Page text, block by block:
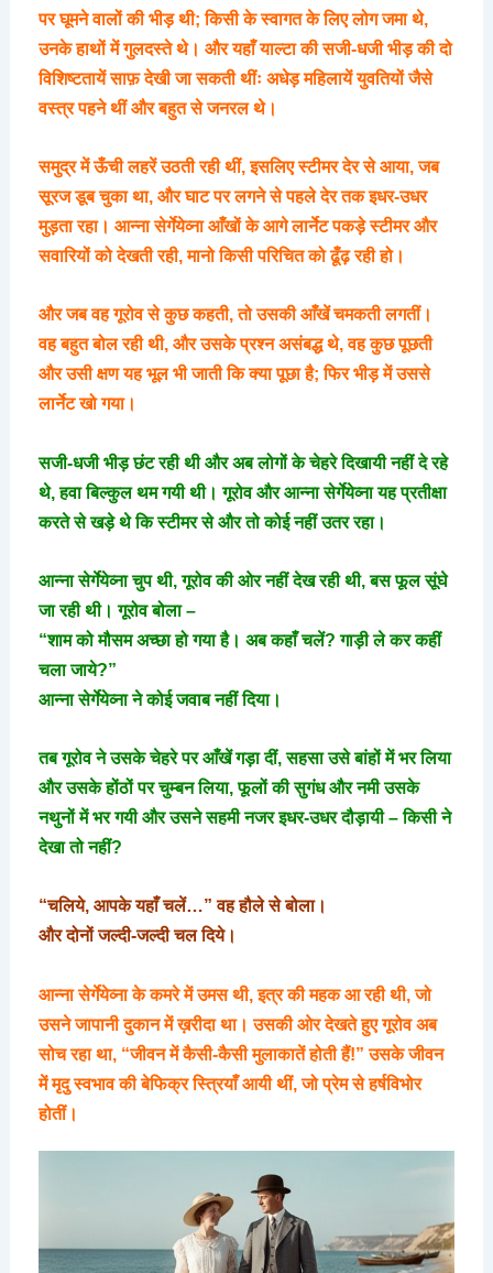
पर घूमने वालों की भीड़ थी; किसी के स्वागत के लिए लोग जमा थे,
उनके हाथों में गुलदस्ते थे। और यहाँ याल्टा की सजी-धजी भीड़ की दो
विशिष्टतायें साफ़ देखी जा सकती थींः अधेड़ महिलायें युवतियों जैसे
वस्त्र पहने थीं और बहुत से जनरल थे।
समुद्र में ऊँची लहरें उठती रही थीं, इसलिए स्टीमर देर से आया, जब
सूरज डूब चुका था, और घाट पर लगने से पहले देर तक इधर-उधर
मुड़ता रहा। आन्ना सेर्गेयेव्ना आँखों के आगे लार्नेट पकड़े स्टीमर और
सवारियों को देखती रही, मानो किसी परिचित को ढूँढ़ रही हो।
और जब वह गूरोव से कुछ कहती, तो उसकी आँखें चमकती लगतीं।
वह बहुत बोल रही थी, और उसके प्रश्न असंबद्ध थे, वह कुछ पूछती
और उसी क्षण यह भूल भी जाती कि क्या पूछा है; फिर भीड़ में उससे
लार्नेट खो गया।
सजी-धजी भीड़ छंट रही थी और अब लोगों के चेहरे दिखायी नहीं दे रहे
थे, हवा बिल्कुल थम गयी थी। गूरोव और आन्ना सेर्गेयेव्ना यह प्रतीक्षा
करते से खड़े थे कि स्टीमर से और तो कोई नहीं उतर रहा।
आन्ना सेर्गेयेव्ना चुप थी, गूरोव की ओर नहीं देख रही थी, बस फूल सूंघे
जा रही थी। गूरोव बोला –
“शाम को मौसम अच्छा हो गया है। अब कहाँ चलें? गाड़ी ले कर कहीं
चला जाये?”
आन्ना सेर्गेयेव्ना ने कोई जवाब नहीं दिया।
तब गूरोव ने उसके चेहरे पर आँखें गड़ा दीं, सहसा उसे बांहों में भर लिया
और उसके होंठों पर चुम्बन लिया, फूलों की सुगंध और नमी उसके
नथुनों में भर गयी और उसने सहमी नजर इधर-उधर दौड़ायी – किसी ने
देखा तो नहीं?
“चलिये, आपके यहाँ चलें…” वह हौले से बोला।
और दोनों जल्दी-जल्दी चल दिये।
आन्ना सेर्गेयेव्ना के कमरे में उमस थी, इत्र की महक आ रही थी, जो
उसने जापानी दुकान में ख़रीदा था। उसकी ओर देखते हुए गूरोव अब
सोच रहा था, “जीवन में कैसी-कैसी मुलाकातें होती हैं!” उसके जीवन
में मृदु स्वभाव की बेफिक्र स्त्रियाँ आयी थीं, जो प्रेम से हर्षविभोर
होतीं।